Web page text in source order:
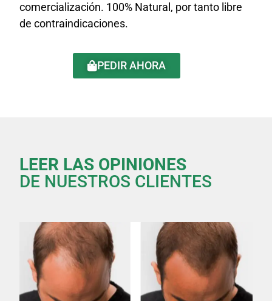
comercialización. 100% Natural, por tanto libre
de contraindicaciones.
PEDIR AHORA
LEER LAS OPINIONES
DE NUESTROS CLIENTES